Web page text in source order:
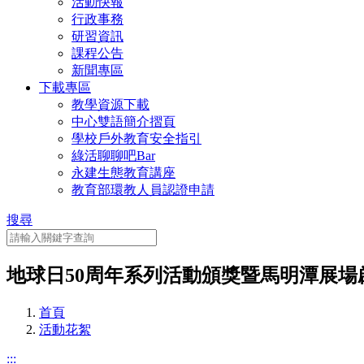
行政事務
研習資訊
課程公告
新聞專區
下載專區
教學資源下載
中心雙語簡介摺頁
學校戶外教育安全指引
綠活聊聊吧Bar
永建生態教育講座
教育部環教人員認證申請
搜尋
地球日50周年系列活動頒獎暨馬明潭展場
首頁
活動花絮
:::